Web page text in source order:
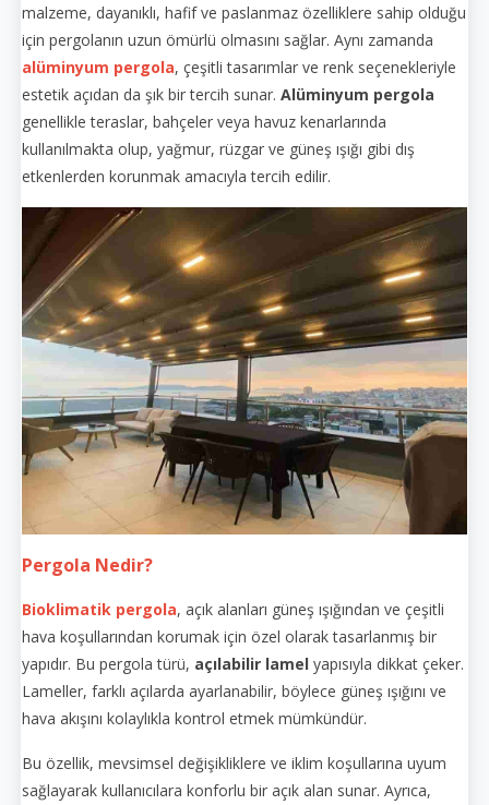
malzeme, dayanıklı, hafif ve paslanmaz özelliklere sahip olduğu
için pergolanın uzun ömürlü olmasını sağlar. Aynı zamanda
alüminyum pergola, çeşitli tasarımlar ve renk seçenekleriyle
estetik açıdan da şık bir tercih sunar. Alüminyum pergola
genellikle teraslar, bahçeler veya havuz kenarlarında
kullanılmakta olup, yağmur, rüzgar ve güneş ışığı gibi dış
etkenlerden korunmak amacıyla tercih edilir.
Pergola Nedir?
Bioklimatik pergola, açık alanları güneş ışığından ve çeşitli
hava koşullarından korumak için özel olarak tasarlanmış bir
yapıdır. Bu pergola türü, açılabilir lamel yapısıyla dikkat çeker.
Lameller, farklı açılarda ayarlanabilir, böylece güneş ışığını ve
hava akışını kolaylıkla kontrol etmek mümkündür.
Bu özellik, mevsimsel değişikliklere ve iklim koşullarına uyum
sağlayarak kullanıcılara konforlu bir açık alan sunar. Ayrıca,